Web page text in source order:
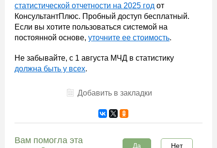
статистической отчетности на 2025 год от
КонсультантПлюс. Пробный доступ бесплатный.
Если вы хотите пользоваться системой на
постоянной основе, уточните ее стоимость.
Не забывайте, с 1 августа МЧД в статистику
должна быть у всех.
Добавить в закладки
Вам помогла эта
Да Нет